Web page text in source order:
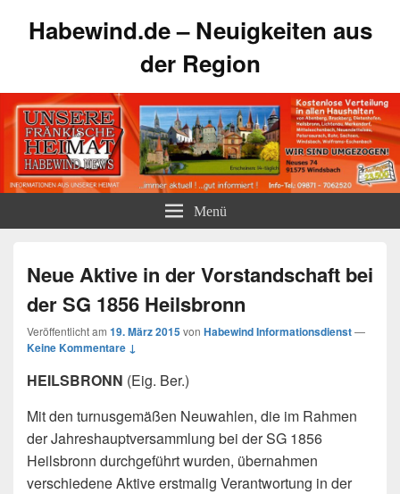
Habewind.de – Neuigkeiten aus
der Region
Menü
Neue Aktive in der Vorstandschaft bei
der SG 1856 Heilsbronn
Veröffentlicht am 19. März 2015von Habewind Informationsdienst—
Keine Kommentare ↓
HEILSBRONN (Eig. Ber.)
Mit den turnusgemäßen Neuwahlen, die im Rahmen
der Jahreshauptversammlung bei der SG 1856
Heilsbronn durchgeführt wurden, übernahmen
verschiedene Aktive erstmalig Verantwortung in der